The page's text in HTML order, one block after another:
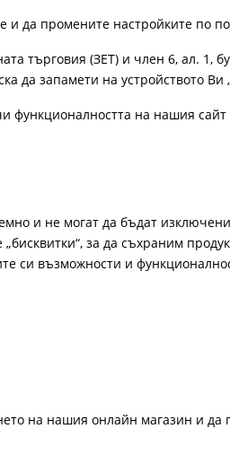
и да промените настройките по
търговия (ЗЕТ) и член 6, ал. 1,
да запамети на устройството
функционалността на нашия сайт
и не могат да бъдат
за да съхраним
си възможности и
на нашия онлайн магазин и